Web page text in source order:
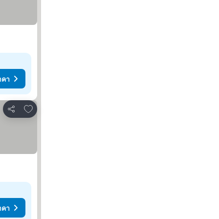
คา
แชร์
เพิ่มในรายการโปรด
คา